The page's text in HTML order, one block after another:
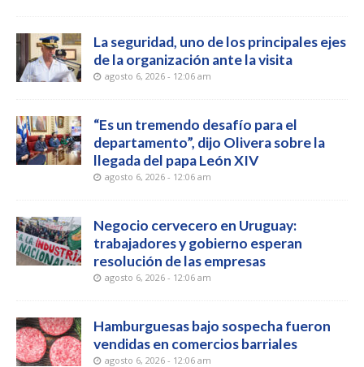
La seguridad, uno de los principales ejes
de la organización ante la visita
agosto 6, 2026 - 12:06 am
“Es un tremendo desafío para el
departamento”, dijo Olivera sobre la
llegada del papa León XIV
agosto 6, 2026 - 12:06 am
Negocio cervecero en Uruguay:
trabajadores y gobierno esperan
resolución de las empresas
agosto 6, 2026 - 12:06 am
Hamburguesas bajo sospecha fueron
vendidas en comercios barriales
agosto 6, 2026 - 12:06 am